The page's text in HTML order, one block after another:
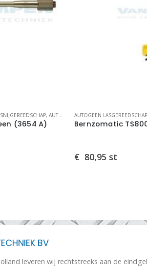
,AUTOGEEN LASGEREEDSCHAP
(3654 A)
AUTOGEEN LASGEREEDSCHAP
Bernzomatic
€ 80,95 st
BV
leveren wij rechtstreeks aan de